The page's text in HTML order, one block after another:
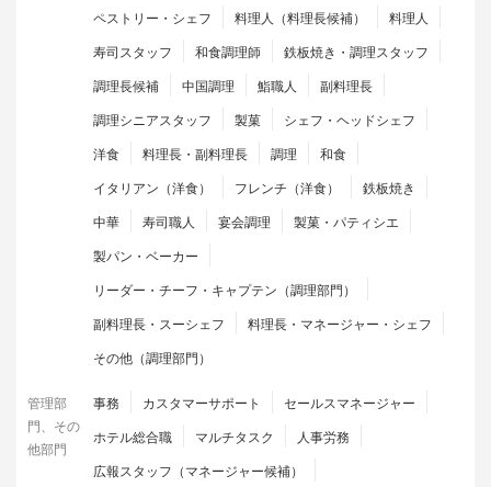
ペストリー・シェフ
料理人（料理長候補）
料理人
寿司スタッフ
和食調理師
鉄板焼き・調理スタッフ
調理長候補
中国調理 鮨職人
副料理長
調理シニアスタッフ
製菓
シェフ・ヘッドシェフ
洋食
料理長・副料理長 調理
和食
イタリアン（洋食）
フレンチ（洋食）
鉄板焼き
中華
寿司職人 宴会調理
製菓・パティシエ
製パン・ベーカー
リーダー・チーフ・キャプテン（調理部門）
副料理長・スーシェフ
料理長・マネージャー・シェフ
その他（調理部門）
管理部
門、その
他部門
事務 カスタマーサポート
セールスマネージャー
ホテル総合職
マルチタスク
人事労務
広報スタッフ（マネージャー候補）